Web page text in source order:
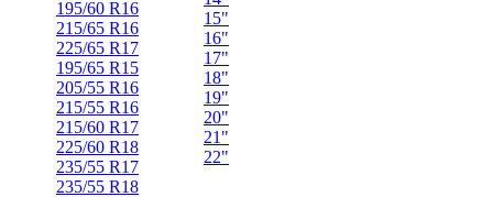
195/60 R16
215/65 R16
225/65 R17
195/65 R15
205/55 R16
215/55 R16
215/60 R17
225/60 R18
235/55 R17
235/55 R18
15"
16"
17"
18"
19"
20"
21"
22"